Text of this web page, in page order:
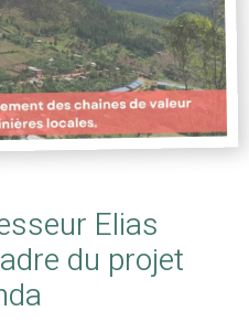
Elias
du projet